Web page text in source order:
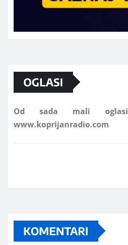
OGLASI
Od sada mali
KOMENTARI